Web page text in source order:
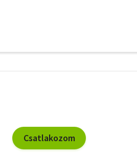
szűrők
Csatlakozom